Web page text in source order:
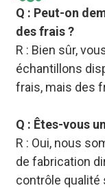
Q : Peut-on
des frais ?
R : Bien sûr,
échantillons
frais, mais des
Q : Êtes-vous
R : Oui, nous
de fabrication
contrôle qualité